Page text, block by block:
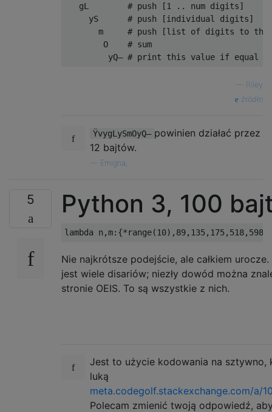
   gL        # push [1 .. num digits]
     yS      # push [individual digits]
m     # push [list of digits to
        O    # sum
Riley
źródło
ŸvygLySmOyQ— powinien działać przez
12 bajtów.
Emigna,
5 Python 3, 100
lambda n ,m:{*range(10), 89, 135, 175, 518, 598
Nie najkrótsze podejście, ale całkiem
jest wiele disariów; niezły dowód można
stronie OEIS. To są wszystkie z nich.
Jest to użycie kodowania na sztywno,
luką
meta.codegolf.stackexchange.com/a/
Polecam zmienić twoją odpowiedź,